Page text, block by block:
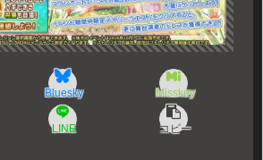
Bluesky Misskey
LINE コピー